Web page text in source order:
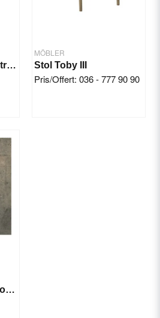
Karmstol Andrea Antracit
MÖBLER
Stol Toby III
Pris/Offert: 036 - 777 90 90
Bordsskiva 60x60 Concrete